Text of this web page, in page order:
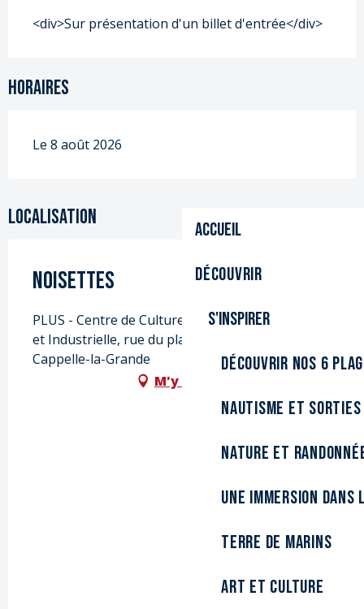
Accueil
Découvrir
S'inspirer
Découvrir nos 6
Nautisme et sorties
Nature et
Une immersion
Terre de marins
Art et culture
<div>Sur présentation d'un billet d'entrée</div>
Horaires
Le 8 août 2026
Localisation
Noisettes
PLUS - Centre de Culture Scientifique, Technique
et Industrielle, rue du planétarium, 59180
Cappelle-la-Grande
M'y rendre